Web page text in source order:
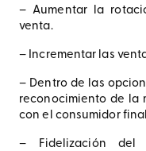
– Aumentar la
venta.
– Incrementar las
– Dentro de las
reconocimiento de la
con el consumidor
– Fidelización